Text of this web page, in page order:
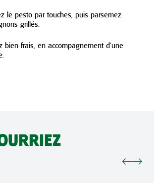
le pesto par touches, puis parsemez
grillés.
bien frais, en accompagnement d’une